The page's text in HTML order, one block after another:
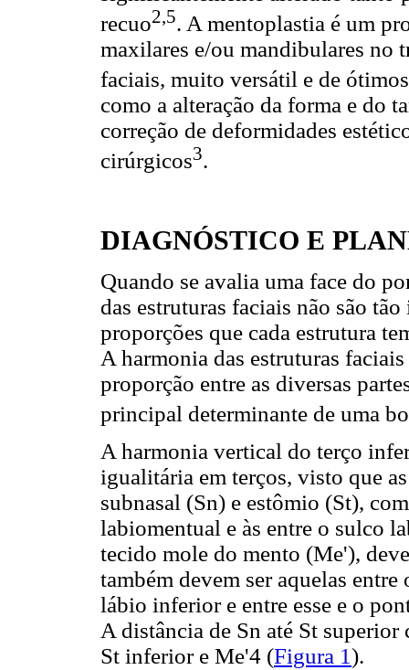
recuo2,5. A mentoplastia é um
maxilares e/ou mandibulares no
faciais, muito versátil e de
como a alteração da forma e do
correção de deformidades
cirúrgicos3.
DIAGNÓSTICO E
Quando se avalia uma face do
das estruturas faciais não são
proporções que cada estrutura
A harmonia das estruturas
proporção entre as diversas
principal determinante de uma
A harmonia vertical do terço
igualitária em terços, visto que
subnasal (Sn) e estômio (St),
labiomentual e às entre o sulco
tecido mole do mento (Me'),
também devem ser aquelas
lábio inferior e entre esse e o
A distância de Sn até St superior
St inferior e Me'4 (Figura 1).